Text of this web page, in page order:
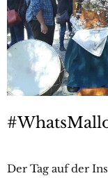
Der Tag auf der